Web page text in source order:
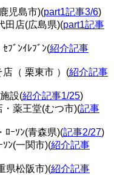
児島市)(part1記事3/6)
田店(広島県)(part1記事
ﾌﾞﾝｲﾚﾌﾞﾝ(紹介記事
店（ 栗東市 ）(紹介記事
設(紹介記事1/25)
・薬王堂(むつ市)(記事
ﾛｰｿﾝ(青森県)(記事2/27)
ｿﾝ(一関市)(紹介記事
県松阪市)(紹介記事